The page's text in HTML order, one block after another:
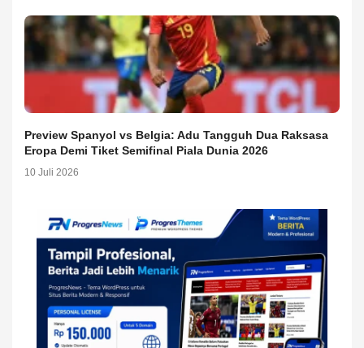
Preview Spanyol vs Belgia: Adu Tangguh Dua Raksasa
Eropa Demi Tiket Semifinal Piala Dunia 2026
10 Juli 2026